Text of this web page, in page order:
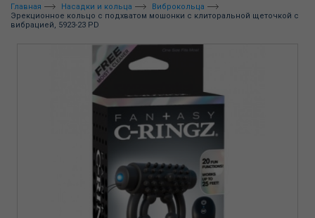
Главная Насадки и кольца
Виброкольца
Эрекционное кольцо с подхватом мошонки с клиторальной щеточкой с
вибрацией, 5923-23 PD